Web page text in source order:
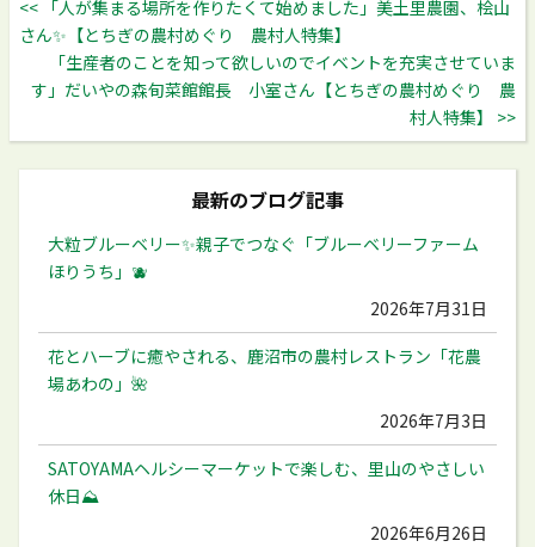
<< 「人が集まる場所を作りたくて始めました」美土里農園、桧山
さん✨【とちぎの農村めぐり 農村人特集】
「生産者のことを知って欲しいのでイベントを充実させていま
す」だいやの森旬菜館館長 小室さん【とちぎの農村めぐり 農
村人特集】 >>
最新のブログ記事
大粒ブルーベリー✨️親子でつなぐ「ブルーベリーファーム
ほりうち」🫐
2026年7月31日
花とハーブに癒やされる、鹿沼市の農村レストラン「花農
場あわの」🌺
2026年7月3日
SATOYAMAヘルシーマーケットで楽しむ、里山のやさしい
休日⛰️
2026年6月26日